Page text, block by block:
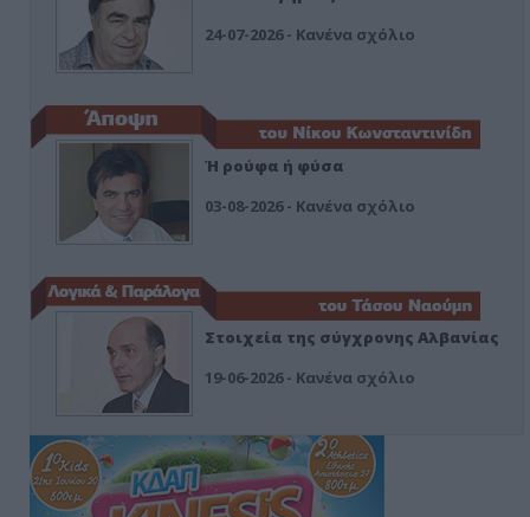
24-07-2026 - Κανένα σχόλιο
Ή ρούφα ή φύσα
03-08-2026 - Κανένα σχόλιο
Στοιχεία της σύγχρονης Αλβανίας
19-06-2026 - Κανένα σχόλιο